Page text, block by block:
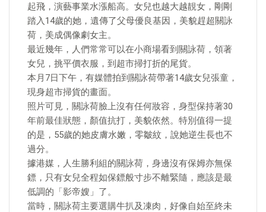
起飛，演藝事業水漲船高。女兒也越大越靚女，剛剛
踏入14歲的她，遺傳了父母優良基因，美貌趕超關詠
荷，美成偶像劇女主。
最近幾年，人們常常可以在小商場看到關詠荷，領著
女兒，挑平價衣服，到超市掃打折的尾貨。
本月7日下午，有媒體拍到關詠荷帶著14歲女兒張童，
現身超市掃貨的畫面。
照片可見，關詠荷臉上沒有任何妝容，身型保持著30
年前最佳狀態，顏值抗打，美貌依然。特別值得一提
的是，55歲的她皮膚水嫩，零皺紋，說她逆生長也不
過分。
據港媒，人生勝利組的關詠荷，身邊沒有保姆亦無保
鏢，只有女兒全程如保鏢般寸步不離緊隨，應該是最
低調的「影帝嫂」了。
當時，關詠荷主要選購牛扒及凍肉，好像自始至終未